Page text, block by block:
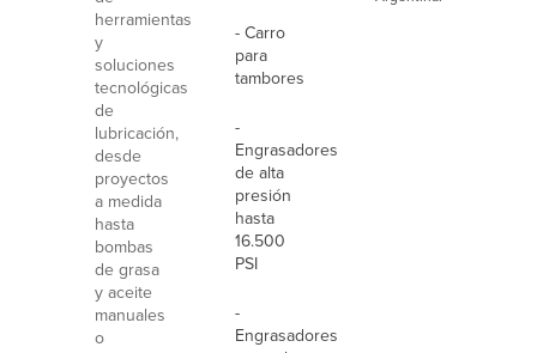
herramientas
y
soluciones
tecnológicas
de
lubricación,
desde
proyectos
a medida
hasta
bombas
de grasa
y aceite
manuales
o
- Carro
para
tambores
-
Engrasadores
de alta
presión
hasta
16.500
PSI
-
Engrasadores